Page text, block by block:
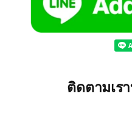
ติดตามเร